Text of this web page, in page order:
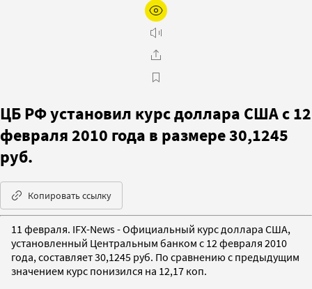
ЦБ РФ установил курс доллара США с 12
февраля 2010 года в размере 30,1245
руб.
Копировать ссылку
11 февраля. IFX-News - Официальный курс доллара США,
установленный Центральным банком с 12 февраля 2010
года, составляет 30,1245 руб. По сравнению с предыдущим
значением курс понизился на 12,17 коп.